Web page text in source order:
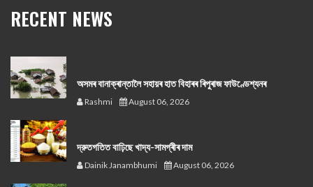
RECENT NEWS
অসমৰ বানাক্ৰান্তালৈ সহায়ৰ হাত বিহাৰৰ ৰিপুৰাজ ফাউণ্ডেশ্যনৰ
Rashmi August 06, 2026
দ্রুতগতিত বাঢ়িছে খাদ্য-সামগ্ৰীৰ দাম
Dainik Janambhumi August 06, 2026